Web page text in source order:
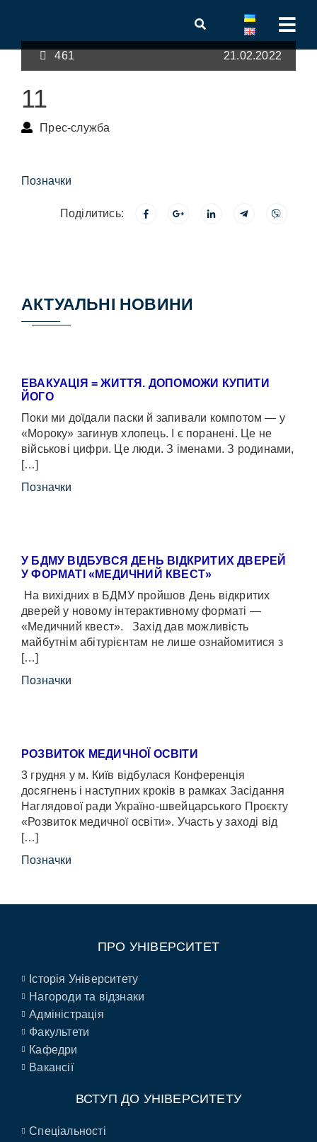
461 21.02.2022
11
Прес-служба
Позначки
Поділитись:
АКТУАЛЬНІ НОВИНИ
ЕВАКУАЦІЯ = ЖИТТЯ. ДОПОМОЖИ КУПИТИ
ЙОГО
Поки ми доїдали паски й запивали компотом — у
«Мороку» загинув хлопець. І є поранені. Це не
військові цифри. Це люди. З іменами. З родинами,
[…]
Позначки
У БДМУ ВІДБУВСЯ ДЕНЬ ВІДКРИТИХ ДВЕРЕЙ
У ФОРМАТІ «МЕДИЧНИЙ КВЕСТ»
На вихідних в БДМУ пройшов День відкритих
дверей у новому інтерактивному форматі —
«Медичний квест». Захід дав можливість
майбутнім абітурієнтам не лише ознайомитися з
[…]
Позначки
РОЗВИТОК МЕДИЧНОЇ ОСВІТИ
3 грудня у м. Київ відбулася Конференція
досягнень і наступних кроків в рамках Засідання
Наглядової ради Україно-швейцарського Проєкту
«Розвиток медичної освіти». Участь у заході від
[…]
Позначки
ПРО УНІВЕРСИТЕТ
Історія Університету
Нагороди та відзнаки
Адміністрація
Факультети
Кафедри
Вакансії
ВСТУП ДО УНІВЕРСИТЕТУ
Спеціальності